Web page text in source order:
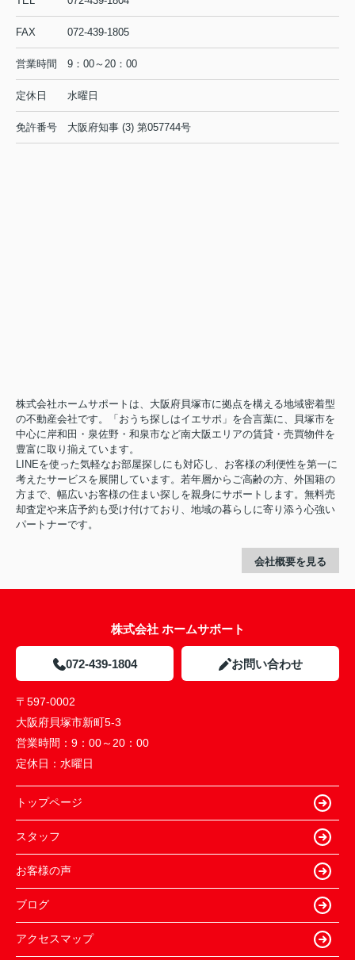
FAX 072-439-1805
営業時間 9：00～20：00
定休日 水曜日
免許番号 大阪府知事 (3) 第057744号
株式会社ホームサポートは、大阪府貝塚市に拠点を構える地域密着型
の不動産会社です。「おうち探しはイエサポ」を合言葉に、貝塚市を
中心に岸和田・泉佐野・和泉市など南大阪エリアの賃貸・売買物件を
豊富に取り揃えています。
LINEを使った気軽なお部屋探しにも対応し、お客様の利便性を第一に
考えたサービスを展開しています。若年層からご高齢の方、外国籍の
方まで、幅広いお客様の住まい探しを親身にサポートします。無料売
却査定や来店予約も受け付けており、地域の暮らしに寄り添う心強い
パートナーです。
会社概要を見る
株式会社 ホームサポート
072-439-1804 お問い合わせ
〒597-0002
大阪府貝塚市新町5-3
営業時間： 9：00～20：00
定休日： 水曜日
トップページ
スタッフ
お客様の声
ブログ
アクセスマップ